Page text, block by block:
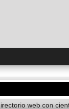
web con